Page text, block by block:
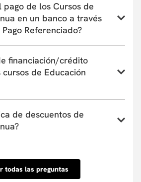
Educación Continua aquí
pago de los Cursos de
en un banco a través
Referenciado?
Referenciado aquí
financiación/crédito
de Educación
que ofrecen financiación de
Estas entidades pueden cubrir
las entidades con las que
de descuentos de
todas las preguntas